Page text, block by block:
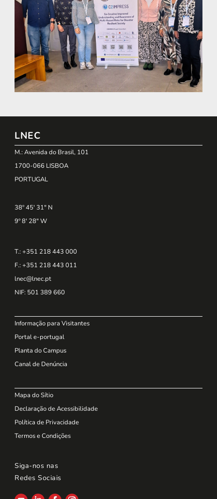
LNEC
M.: Avenida do Brasil, 101
1700-066 LISBOA
PORTUGAL
38º 45' 31" N
9º 8' 28" W
T.: +351 218 443 000
F.: +351 218 443 011
lnec@lnec.pt
NIF: 501 389 660
Informação para Visitantes
Portal e-portugal
Planta do Campus
Canal de Denúncia
Mapa do Sítio
Declaração de Acessibilidade
Política de Privacidade
Termos e Condições
Siga-nos nas
Redes Sociais